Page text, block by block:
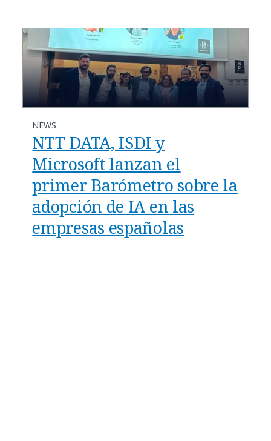
NEWS
NTT DATA, ISDI y
Microsoft lanzan el
primer Barómetro sobre la
adopción de IA en las
empresas españolas